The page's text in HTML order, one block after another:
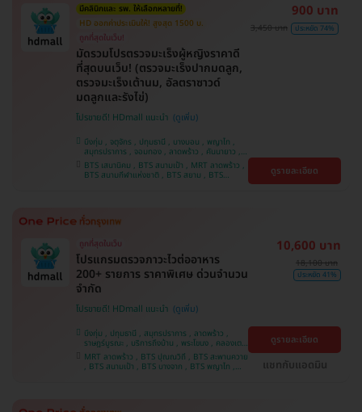
มีคลินิกและ รพ. ให้เลือกหลายที่!
HD ออกค่าประเมินให้! สูงสุด 1500 บ.
ถูกที่สุดในเว็บ!
มัดรวมโปรตรวจมะเร็งผู้หญิงราคาดี
ที่สุดบนเว็บ! (ตรวจมะเร็งปากมดลูก,
ตรวจมะเร็งเต้านม, อัลตราซาวด์
มดลูกและรังไข่)
โปรขายดี! HDmall แนะนำ
บึงกุ่ม , จตุจักร , ปทุมธานี , บางบอน , พญาไท ,
สมุทรปราการ , จอมทอง , ลาดพร้าว , คันนายาว ,
ปทุมวัน , พระโขนง , ราษฎร์บูรณะ , ภาษีเจริญ ,
หนองแขม , ราชเทวี , ตลิ่งชัน , คลองเตย , บริการ
ถึงบ้าน , บางนา
BTS เสนานิคม , BTS สนามเป้า , MRT ลาดพร้าว ,
BTS สนามกีฬาแห่งชาติ , BTS สยาม , BTS
900 บาท
3,450 บาท ประหยัด 74%
ดูรายละเอียด
ถูกที่สุดในเว็บ
โปรแกรมตรวจภาวะไวต่ออาหาร
200+ รายการ ราคาพิเศษ ด่วนจำนวน
จำกัด
โปรขายดี! HDmall แนะนำ
บึงกุ่ม , ปทุมธานี , สมุทรปราการ , ลาดพร้าว ,
ราษฎร์บูรณะ , บริการถึงบ้าน , พระโขนง , คลองเตย
, พญาไท , บางบอน , คันนายาว , ราชเทวี , จตุจักร ,
ปทุมวัน , จอมทอง , ภาษีเจริญ , หนองแขม , บางรัก
, บางนา , ตลิ่งชัน
MRT ลาดพร้าว , BTS ปุณณวิถี , BTS สะพานควาย
, BTS สนามเป้า , BTS บางจาก , BTS พญาไท ,
10,600 บาท
18,100 บาท
ประหยัด 41%
ดูรายละเอียด
แชทกับแอดมิน